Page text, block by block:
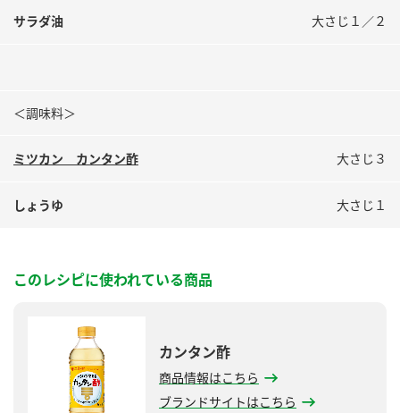
サラダ油 大さじ１／２
＜調味料＞
ミツカン カンタン酢 大さじ３
しょうゆ 大さじ１
このレシピに使われている商品
カンタン酢
商品情報はこちら
ブランドサイトはこちら